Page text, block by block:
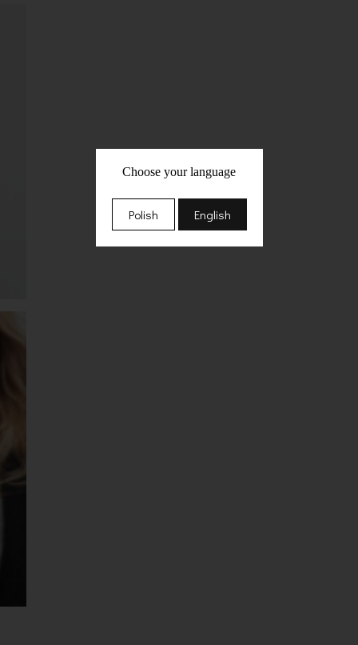
Choose your language
Polish English